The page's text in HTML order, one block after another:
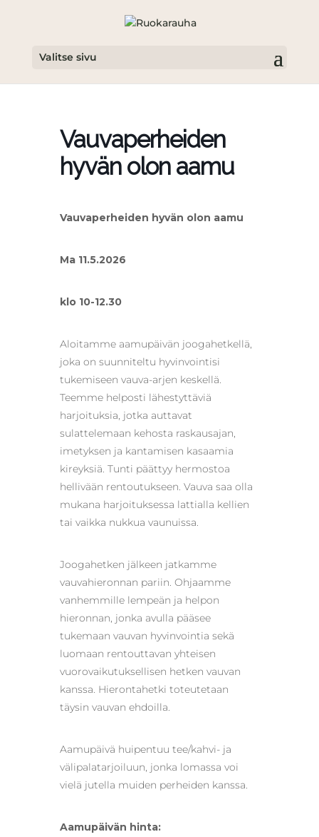
Valitse sivu
Vauvaperheiden
hyvän olon aamu
Vauvaperheiden hyvän olon aamu
Ma 11.5.2026
klo 10-12.30
Aloitamme aamupäivän joogahetkellä,
joka on suunniteltu hyvinvointisi
tukemiseen vauva-arjen keskellä.
Teemme helposti lähestyttäviä
harjoituksia, jotka auttavat
sulattelemaan kehosta raskausajan,
imetyksen ja kantamisen kasaamia
kireyksiä. Tunti päättyy hermostoa
hellivään rentoutukseen. Vauva saa olla
mukana harjoituksessa lattialla kellien
tai vaikka nukkua vaunuissa.
Joogahetken jälkeen jatkamme
vauvahieronnan pariin. Ohjaamme
vanhemmille lempeän ja helpon
hieronnan, jonka avulla pääsee
tukemaan vauvan hyvinvointia sekä
luomaan rentouttavan yhteisen
vuorovaikutuksellisen hetken vauvan
kanssa. Hierontahetki toteutetaan
täysin vauvan ehdoilla.
Aamupäivä huipentuu tee/kahvi- ja
välipalatarjoiluun, jonka lomassa voi
vielä jutella muiden perheiden kanssa.
Aamupäivän hinta: